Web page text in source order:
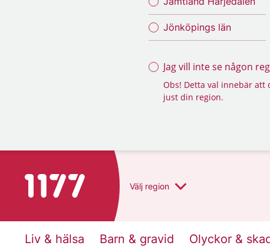
Jönköpings län
Jag vill inte se någon
Obs! Detta val innebär
just din region.
Till startsidan för 1177 Välj region
Liv & hälsa Barn & gravid Olyckor &